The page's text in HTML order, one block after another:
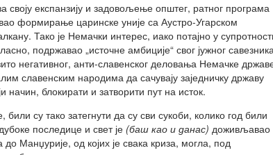
своју експанзију и задовољење општег, ратног програма
формирање царинске уније са Аустро-Угарском
Тако је Немачки интерес, иако потајно у
подржавао „источне амбиције“ свог јужног
негативног, анти-славенског деловања Немачке
славенским народима да сачувају заједничку државу
начин, блокирати и затворити пут на исток.
су тако затегнути да су сви сукоби, колико год били
последице и свет је (баш као и данас) доживљавао
Манџурије, од којих је свака криза, могла, под